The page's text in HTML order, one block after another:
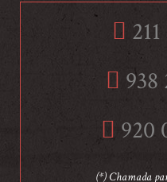
938
920
(*) Chamada